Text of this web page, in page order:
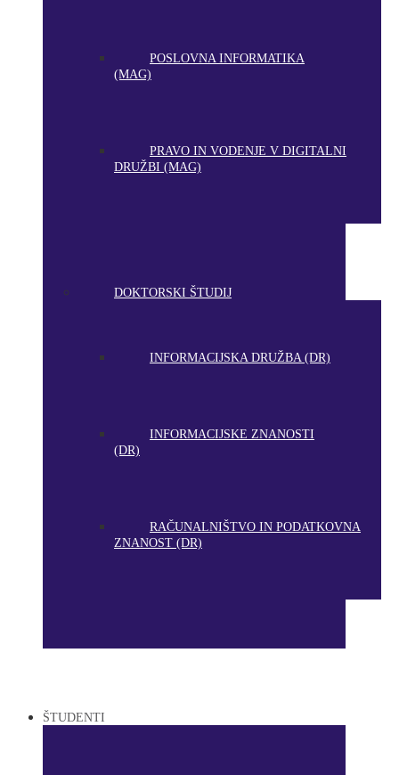
POSLOVNA INFORMATIKA
(MAG)
PRAVO IN VODENJE V DIGITALNI
DRUŽBI (MAG)
DOKTORSKI ŠTUDIJ
INFORMACIJSKA DRUŽBA (DR)
INFORMACIJSKE ZNANOSTI
(DR)
RAČUNALNIŠTVO IN PODATKOVNA
ZNANOST (DR)
ŠTUDENTI